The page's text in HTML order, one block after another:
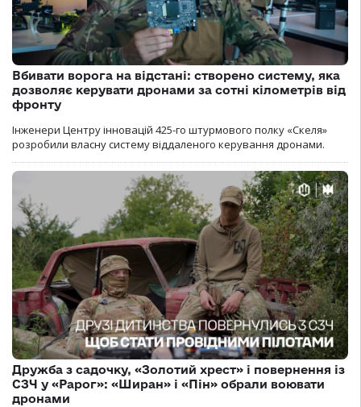
Вбивати ворога на відстані: створено систему, яка
дозволяє керувати дронами за сотні кілометрів від
фронту
Інженери Центру інновацій 425-го штурмового полку «Скеля»
розробили власну систему віддаленого керування дронами.
Дружба з садочку, «Золотий хрест» і повернення із
СЗЧ у «Рарог»: «Ширан» і «Пін» обрали воювати
дронами